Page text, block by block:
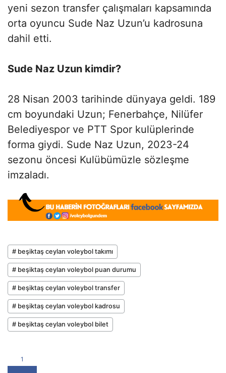
yeni sezon transfer çalışmaları kapsamında
orta oyuncu Sude Naz Uzun’u kadrosuna
dahil etti.
Sude Naz Uzun kimdir?
28 Nisan 2003 tarihinde dünyaya geldi. 189
cm boyundaki Uzun; Fenerbahçe, Nilüfer
Belediyespor ve PTT Spor kulüplerinde
forma giydi. Sude Naz Uzun, 2023-24
sezonu öncesi Kulübümüzle sözleşme
imzaladı.
# beşiktaş ceylan voleybol takımı
# beşiktaş ceylan voleybol puan durumu
# beşiktaş ceylan voleybol transfer
# beşiktaş ceylan voleybol kadrosu
# beşiktaş ceylan voleybol bilet